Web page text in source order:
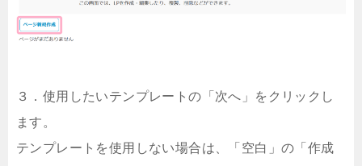
３．使用したいテンプレートの「次へ」をクリックし
ます。
テンプレートを使用しない場合は、「空白」の「作成